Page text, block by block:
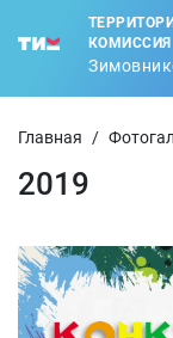
КОМИССИЯ
Главная /
2019